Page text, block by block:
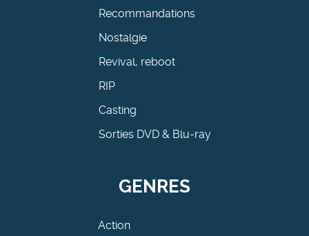
Recommandations
Nostalgie
Revival, reboot
RIP
Casting
Sorties DVD & Blu-ray
GENRES
Action